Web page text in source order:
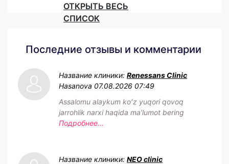
ОТКРЫТЬ ВЕСЬ
СПИСОК
Последние отзывы и комментарии
Название клиники: Renessans Clinic
Hasanova 07.08.2026 07:49
Assalomu alaykum koʻz yuqori qovoq
jarrohlik narxi haqida maʼlumot bering
Подробнее...
Название клиники: NEO clinic